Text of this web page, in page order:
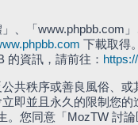
、「www.phpbb.com
下載取得
的資訊，請前往：
共秩序或善良風俗、
即並且永久的限制您
您同意「MozTW 討